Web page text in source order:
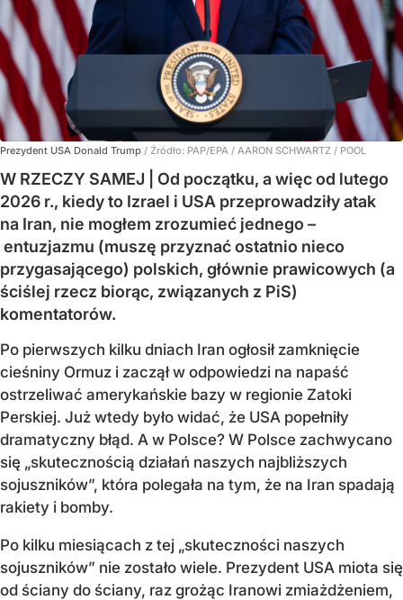
Prezydent USA Donald Trump / Źródło: PAP/EPA / AARON SCHWARTZ / POOL
W RZECZY SAMEJ | Od początku, a więc od lutego
2026 r., kiedy to Izrael i USA przeprowadziły atak
na Iran, nie mogłem zrozumieć jednego –
entuzjazmu (muszę przyznać ostatnio nieco
przygasającego) polskich, głównie prawicowych (a
ściślej rzecz biorąc, związanych z PiS)
komentatorów.
Po pierwszych kilku dniach Iran ogłosił zamknięcie
cieśniny Ormuz i zaczął w odpowiedzi na napaść
ostrzeliwać amerykańskie bazy w regionie Zatoki
Perskiej. Już wtedy było widać, że USA popełniły
dramatyczny błąd. A w Polsce? W Polsce zachwycano
się „skutecznością działań naszych najbliższych
sojuszników”, która polegała na tym, że na Iran spadają
rakiety i bomby.
Po kilku miesiącach z tej „skuteczności naszych
sojuszników” nie zostało wiele. Prezydent USA miota się
od ściany do ściany, raz grożąc Iranowi zmiażdżeniem,